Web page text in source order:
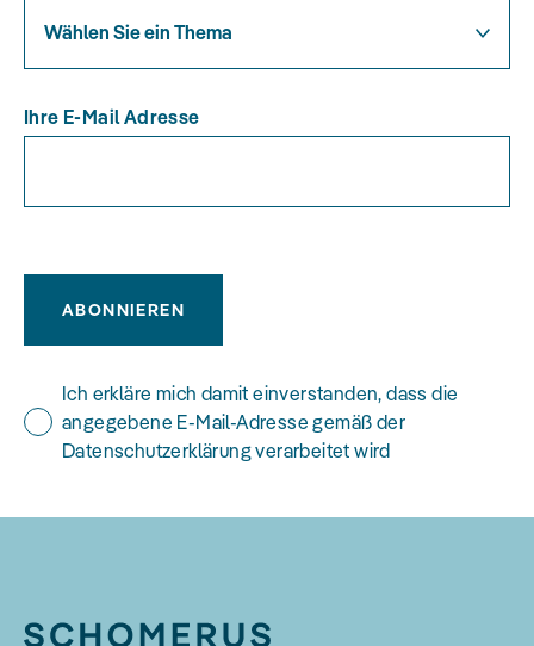
Wählen Sie ein Thema
Ihre E-Mail Adresse
ABONNIEREN
Ich erkläre mich damit einverstanden, dass die
angegebene E-Mail-Adresse gemäß der
Datenschutzerklärung verarbeitet wird